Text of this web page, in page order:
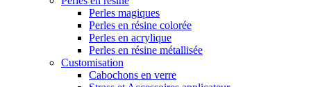
Perles magiques
Perles en résine colorée
Perles en acrylique
Perles en résine métallisée
Customisation
Cabochons en verre